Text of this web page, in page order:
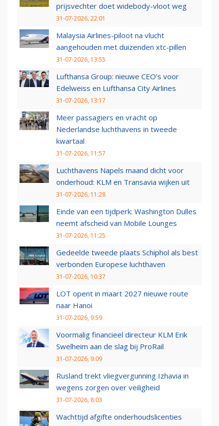
prijsvechter doet widebody-vloot weg
31-07-2026, 22:01
Malaysia Airlines-piloot na vlucht
aangehouden met duizenden xtc-pillen
31-07-2026, 13:55
Lufthansa Group: nieuwe CEO’s voor
Edelweiss en Lufthansa City Airlines
31-07-2026, 13:17
Meer passagiers en vracht op
Nederlandse luchthavens in tweede
kwartaal
31-07-2026, 11:57
Luchthavens Napels maand dicht voor
onderhoud: KLM en Transavia wijken uit
31-07-2026, 11:28
Einde van een tijdperk: Washington Dulles
neemt afscheid van Mobile Lounges
31-07-2026, 11:25
Gedeelde tweede plaats Schiphol als best
verbonden Europese luchthaven
31-07-2026, 10:37
LOT opent in maart 2027 nieuwe route
naar Hanoi
31-07-2026, 9:59
Voormalig financieel directeur KLM Erik
Swelheim aan de slag bij ProRail
31-07-2026, 9:09
Rusland trekt vliegvergunning Izhavia in
wegens zorgen over veiligheid
31-07-2026, 8:03
Wachttijd afgifte onderhoudslicenties